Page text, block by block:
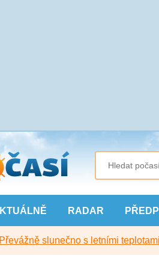
RADAR
Převážně slunečno s letními teplotami